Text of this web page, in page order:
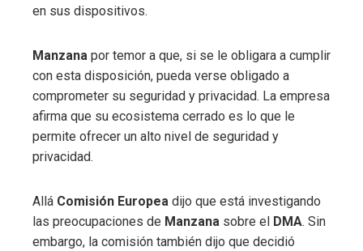
en sus dispositivos.
Manzana por temor a que, si se le obligara a cumplir
con esta disposición, pueda verse obligado a
comprometer su seguridad y privacidad. La empresa
afirma que su ecosistema cerrado es lo que le
permite ofrecer un alto nivel de seguridad y
privacidad.
Allá Comisión Europea dijo que está investigando
las preocupaciones de Manzana sobre el DMA. Sin
embargo, la comisión también dijo que decidió